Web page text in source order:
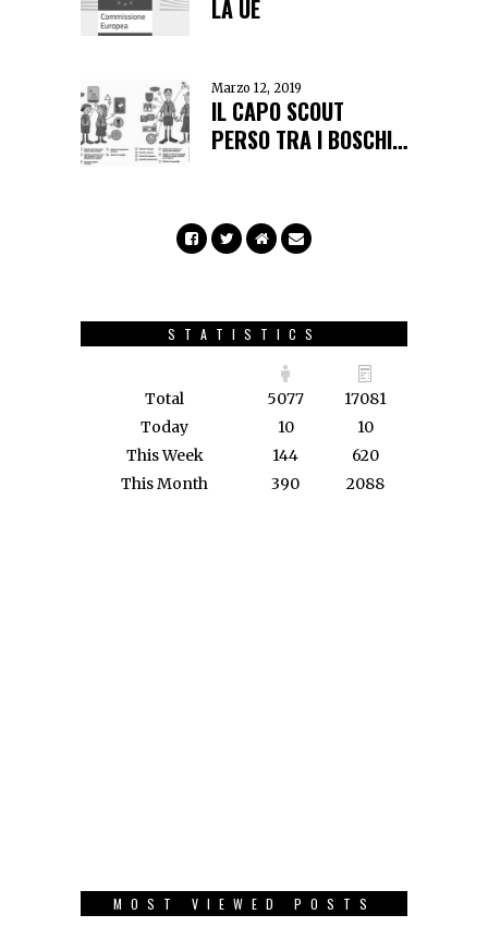
LA UE
Marzo 12, 2019
IL CAPO SCOUT
PERSO TRA I BOSCHI…
STATISTICS
Total 5077
17081
Today
10
10
This Week
144
620
This Month
390 2088
MOST VIEWED POSTS